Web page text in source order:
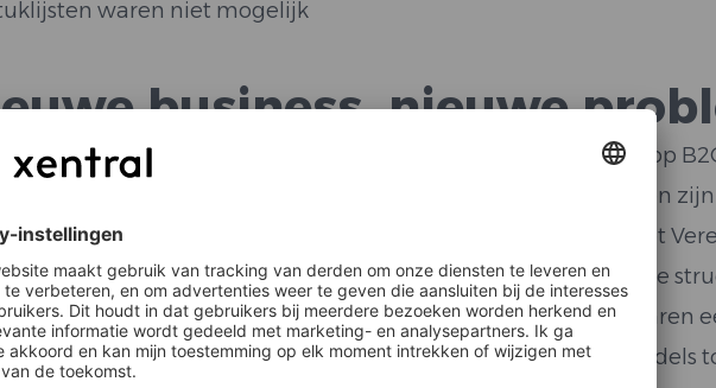
waren niet mogelijk
business, nieuwe
kwam bij dat de bestaande infrastructuur puur was ingericht op
B2B echter steeds belangrijker voor STERNGLAS. De uurwerken
dan300 juweliers
in landen zoals Duitsland, Oostenrijk, het
van B2C- en B2B-afhandeling in één systeem leidde
betalingscondities en provisieafrekeningen waren
herinnert Henning zich. Gelukkig behoort dat hoofdstuk inmiddels